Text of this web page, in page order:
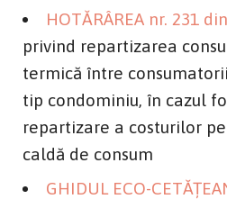
HOTĂRÂREA nr. 231
privind repartizarea
termică între
tip condominiu, în cazul
repartizare a costurilor
caldă de consum
GHIDUL ECO-